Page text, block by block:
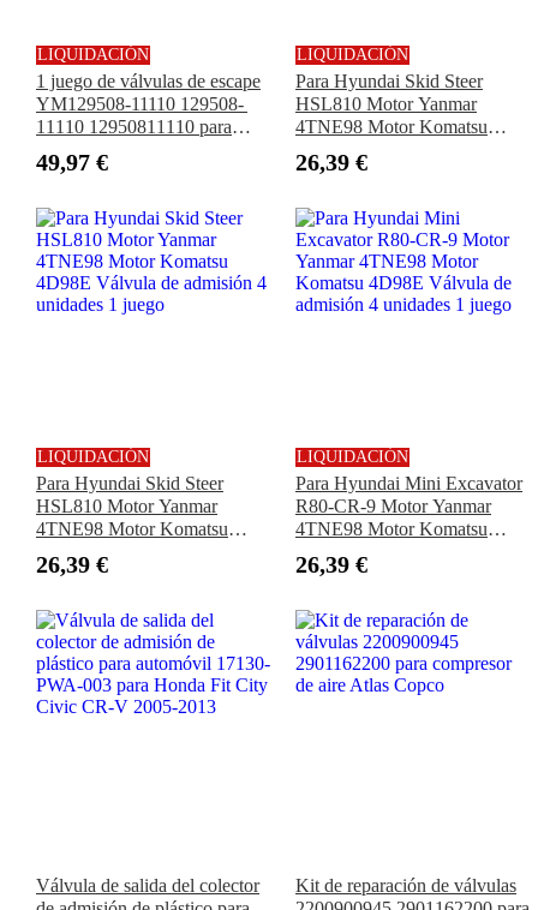
LIQUIDACIÓN
1 juego de válvulas de escape
YM129508-11110 129508-
11110 12950811110 para
Komatsu S4D84E Tractor
49,97 €
LIQUIDACIÓN
Para Hyundai Skid Steer
HSL810 Motor Yanmar
4TNE98 Motor Komatsu
unidades 1 juego
26,39 €
LIQUIDACIÓN
Para Hyundai Skid Steer
HSL810 Motor Yanmar
4TNE98 Motor Komatsu
unidades 1 juego
26,39 €
LIQUIDACIÓN
Para Hyundai Mini Excavator
R80-CR-9 Motor Yanmar
4TNE98 Motor Komatsu
unidades 1 juego
26,39 €
Válvula de salida del colector
Kit de reparación de válvulas